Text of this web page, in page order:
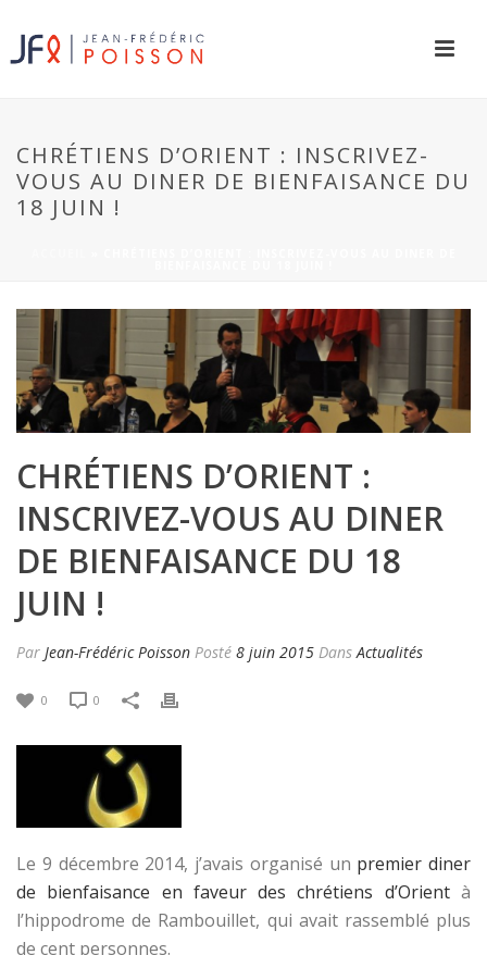
CHRÉTIENS D’ORIENT : INSCRIVEZ-
VOUS AU DINER DE BIENFAISANCE DU
18 JUIN !
CHRÉTIENS D’ORIENT :
INSCRIVEZ-VOUS AU DINER
DE BIENFAISANCE DU 18
JUIN !
Par Jean-Frédéric Poisson Posté 8 juin 2015 DansActualités
0 0
Le 9 décembre 2014, j’avais organisé un premier diner
de bienfaisance en faveur des chrétiens d’Orient à
l’hippodrome de Rambouillet, qui avait rassemblé plus
de cent personnes.